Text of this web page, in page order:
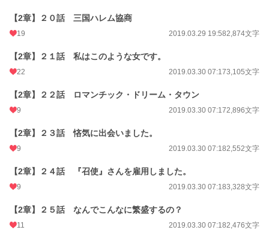
【2章】２０話 三国ハレム協商
19 2019.03.29 19:582,874文字
【2章】２１話 私はこのような女です。
22 2019.03.30 07:173,105文字
【2章】２２話 ロマンチック・ドリーム・タウン
9 2019.03.30 07:172,896文字
【2章】２３話 悋気に出会いました。
9 2019.03.30 07:182,552文字
【2章】２４話 『召使』さんを雇用しました。
9 2019.03.30 07:183,328文字
【2章】２５話 なんでこんなに繁盛するの？
11 2019.03.30 07:182,476文字